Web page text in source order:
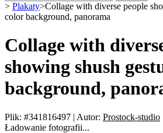
> Plakaty>Collage with diverse people
color background, panorama
Collage with
showing shush
background,
Plik: #341816497 | Autor: Prostock-studio
Ładowanie fotografii...